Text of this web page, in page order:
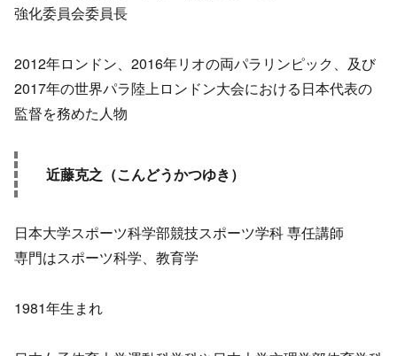
強化委員会委員長
2012年ロンドン、2016年リオの両パラリンピック、及び
2017年の世界パラ陸上ロンドン大会における日本代表の
監督を務めた人物
近藤克之（こんどうかつゆき）
日本大学スポーツ科学部競技スポーツ学科 専任講師
専門はスポーツ科学、教育学
1981年生まれ